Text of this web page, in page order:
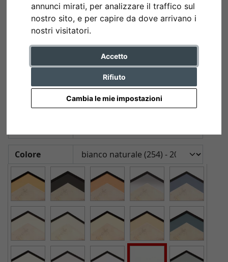
annunci mirati, per analizzare il traffico sul
nostro sito, e per capire da dove arrivano i
nostri visitatori.
Accetto
Rifiuto
Cambia le mie impostazioni
1,4 mm Passepartout, dimensioni
interne su misura
50x70 cm | bianco naturale (254)
Colore